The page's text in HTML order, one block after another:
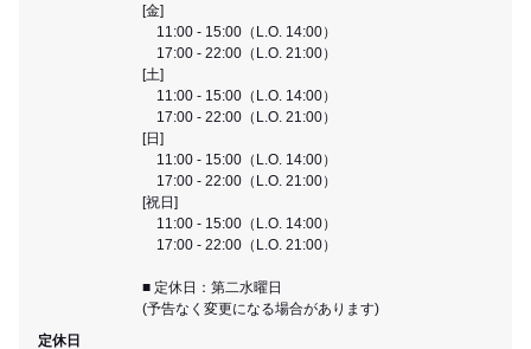
[金]
11:00 - 15:00（L.O. 14:00）
17:00 - 22:00（L.O. 21:00）
[土]
11:00 - 15:00（L.O. 14:00）
17:00 - 22:00（L.O. 21:00）
[日]
11:00 - 15:00（L.O. 14:00）
17:00 - 22:00（L.O. 21:00）
[祝日]
11:00 - 15:00（L.O. 14:00）
17:00 - 22:00（L.O. 21:00）
■ 定休日：第二水曜日
(予告なく変更になる場合があります)
定休日